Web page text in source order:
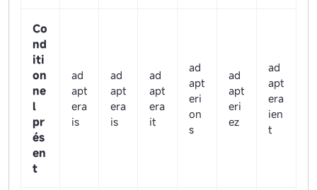
Co
nd
iti
on
ne
l
pr
és
en
t
ad
apt
era
is
ad
apt
era
is
ad
apt
era
it
ad
apt
eri
on
s
ad
apt
eri
ez
ad
apt
era
ien
t